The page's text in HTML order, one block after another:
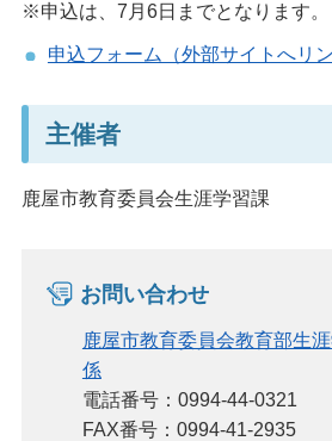
※申込は、7月6日までとなります。
申込フォーム（外部サイトへリン
主催者
鹿屋市教育委員会生涯学習課
お問い合わせ
鹿屋市教育委員会教育部生
係
電話番号：0994-44-0321
FAX番号：0994-41-2935